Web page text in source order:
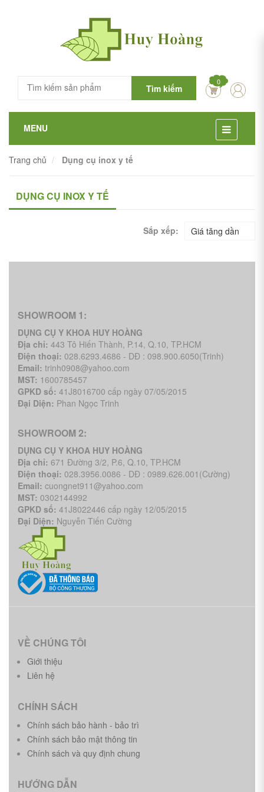
Tìm kiếm
0
MENU
Trang chủ Dụng cụ inox y tế
DỤNG CỤ INOX Y TẾ
Sắp xếp: Giá tăng dần
SHOWROOM 1:
DỤNG CỤ Y KHOA HUY HOÀNG
Địa chỉ: 443 Tô Hiến Thành, P.14, Q.10, TP.HCM
Điện thoại: 028.6293.4686 - DĐ : 098.900.6050(Trinh)
Email: trinh0908@yahoo.com
MST: 1600785457
GPKD số: 41J8016700 cấp ngày 07/05/2015
Đại Diện: Phan Ngọc Trinh
SHOWROOM 2:
DỤNG CỤ Y KHOA HUY HOÀNG
Địa chỉ: 671 Đường 3/2, P.6, Q.10, TP.HCM
Điện thoại: 028.3956.0086 - DĐ : 0989.626.001(Cường)
Email: cuongnet911@yahoo.com
MST: 0302144992
GPKD số: 41J8022446 cấp ngày 12/05/2015
Đại Diện: Nguyễn Tiến Cường
VỀ CHÚNG TÔI
Giới thiệu
Liên hệ
CHÍNH SÁCH
Chính sách bảo hành - bảo trì
Chính sách bảo mật thông tin
Chính sách và quy định chung
HƯỚNG DẪN